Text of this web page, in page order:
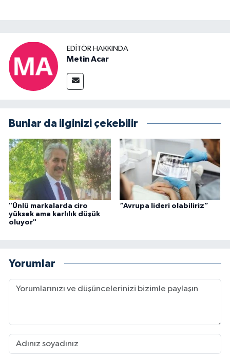
EDITÖR HAKKINDA
Metin Acar
Bunlar da ilginizi çekebilir
"Ünlü markalarda ciro
yüksek ama karlılık düşük
oluyor"
“Avrupa lideri olabiliriz”
Yorumlar